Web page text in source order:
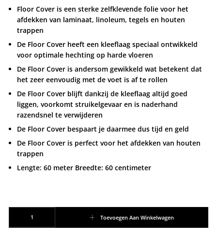
Floor Cover is een sterke zelfklevende folie voor het
afdekken van laminaat, linoleum, tegels en houten
trappen
De Floor Cover heeft een kleeflaag speciaal ontwikkeld
voor optimale hechting op harde vloeren
De Floor Cover is andersom gewikkeld wat betekent dat
het zeer eenvoudig met de voet is af te rollen
De Floor Cover blijft dankzij de kleeflaag altijd goed
liggen, voorkomt struikelgevaar en is naderhand
razendsnel te verwijderen
De Floor Cover bespaart je daarmee dus tijd en geld
De Floor Cover is perfect voor het afdekken van houten
trappen
Lengte: 60 meter Breedte: 60 centimeter
Toevoegen Aan Winkelwagen